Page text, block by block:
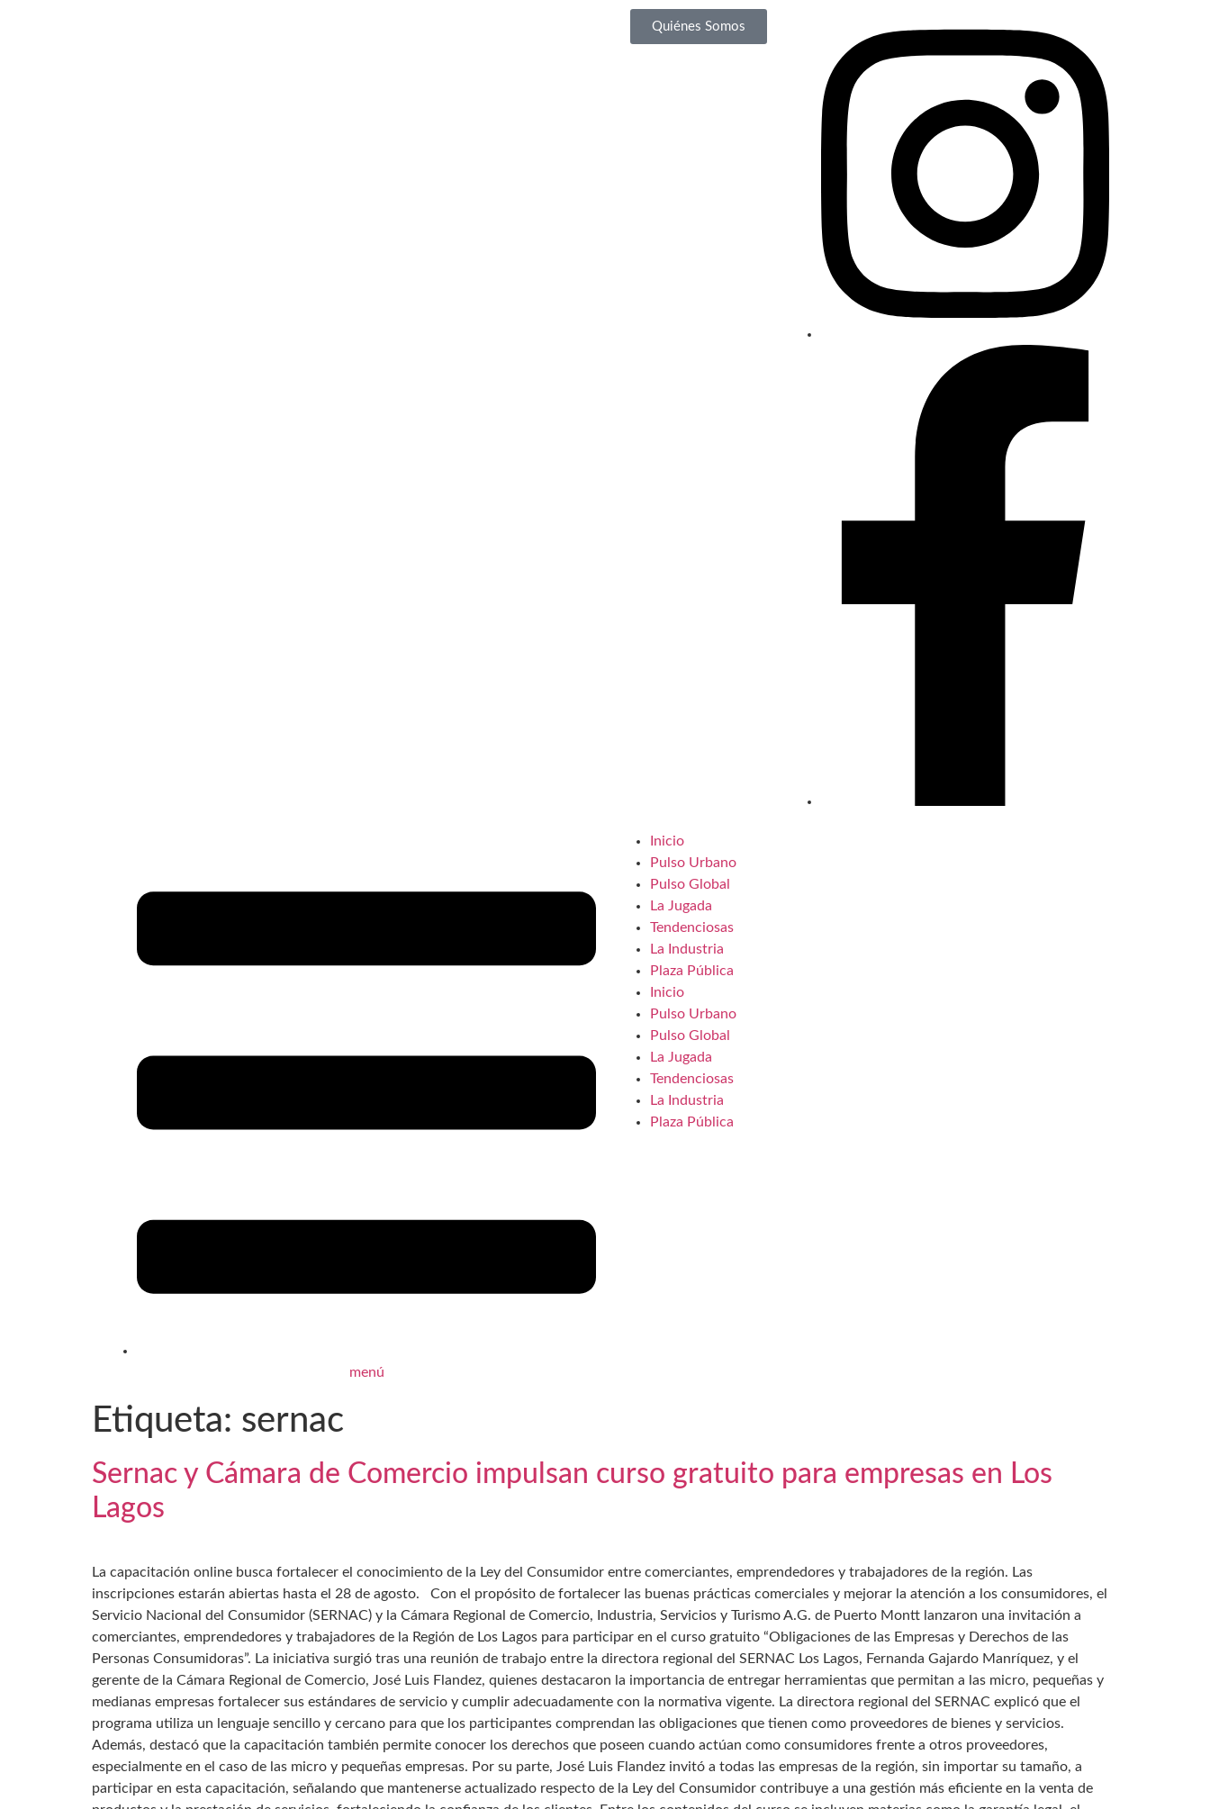
Quiénes Somos
menú
Inicio
Pulso Urbano
Pulso Global
La Jugada
Tendenciosas
La Industria
Plaza Pública
Inicio
Pulso Urbano
Pulso Global
La Jugada
Tendenciosas
La Industria
Plaza Pública
Etiqueta: sernac
Sernac y Cámara de Comercio impulsan curso gratuito para empresas en Los
Lagos
La capacitación online busca fortalecer el conocimiento de la Ley del Consumidor entre comerciantes, emprendedores y trabajadores de la región. Las
inscripciones estarán abiertas hasta el 28 de agosto. Con el propósito de fortalecer las buenas prácticas comerciales y mejorar la atención a los consumidores, el
Servicio Nacional del Consumidor (SERNAC) y la Cámara Regional de Comercio, Industria, Servicios y Turismo A.G. de Puerto Montt lanzaron una invitación a
comerciantes, emprendedores y trabajadores de la Región de Los Lagos para participar en el curso gratuito “Obligaciones de las Empresas y Derechos de las
Personas Consumidoras”. La iniciativa surgió tras una reunión de trabajo entre la directora regional del SERNAC Los Lagos, Fernanda Gajardo Manríquez, y el
gerente de la Cámara Regional de Comercio, José Luis Flandez, quienes destacaron la importancia de entregar herramientas que permitan a las micro, pequeñas y
medianas empresas fortalecer sus estándares de servicio y cumplir adecuadamente con la normativa vigente. La directora regional del SERNAC explicó que el
programa utiliza un lenguaje sencillo y cercano para que los participantes comprendan las obligaciones que tienen como proveedores de bienes y servicios.
Además, destacó que la capacitación también permite conocer los derechos que poseen cuando actúan como consumidores frente a otros proveedores,
especialmente en el caso de las micro y pequeñas empresas. Por su parte, José Luis Flandez invitó a todas las empresas de la región, sin importar su tamaño, a
participar en esta capacitación, señalando que mantenerse actualizado respecto de la Ley del Consumidor contribuye a una gestión más eficiente en la venta de